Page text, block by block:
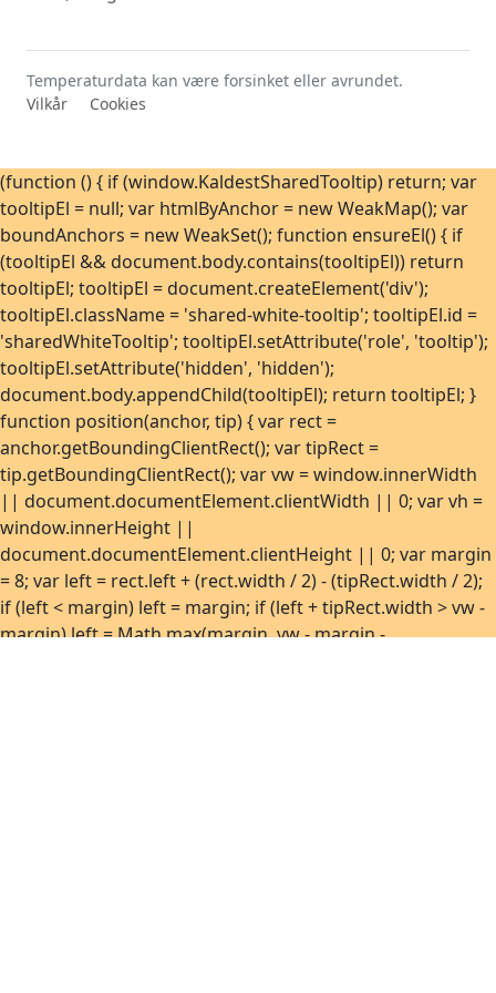
Uke 41
-4,6°C 11. okt. 2019
Uke 42
Uke 44
-15,1°C 1. nov. 2023
Uke 45
-17,6°C 10. nov. 2019
Uke 46
-18,8°C 17. nov. 2023
Uke 47
-21,6°C 26. nov. 2023
Uke 48
-21,5°C 27. nov. 2023
Uke 49
-22,9°C 4. des. 2023
Uke 50
-24,9°C 14. des. 2022
Uke 51
-21,7°C
22. des. 2024
Uke 52
-16,7°C 1. jan. 2022
Uke 53
-12,2°C 2. jan. 2021
Temperaturdata kan være forsinket eller avrundet.
Vilkår
Cookies
(function () { if (window.KaldestSharedTooltip) return; var
tooltipEl = null; var htmlByAnchor = new WeakMap(); var
boundAnchors = new WeakSet(); function ensureEl() { if
(tooltipEl && document.body.contains(tooltipEl)) return
tooltipEl; tooltipEl = document.createElement('div');
tooltipEl.className = 'shared-white-tooltip'; tooltipEl.id =
'sharedWhiteTooltip'; tooltipEl.setAttribute('role', 'tooltip');
tooltipEl.setAttribute('hidden', 'hidden');
document.body.appendChild(tooltipEl); return tooltipEl; }
function position(anchor, tip) { var rect =
anchor.getBoundingClientRect(); var tipRect =
tip.getBoundingClientRect(); var vw = window.innerWidth
|| document.documentElement.clientWidth || 0; var vh =
window.innerHeight ||
document.documentElement.clientHeight || 0; var margin
= 8; var left = rect.left + (rect.width / 2) - (tipRect.width / 2);
if (left < margin) left = margin; if (left + tipRect.width > vw -
margin) left = Math.max(margin, vw - margin -